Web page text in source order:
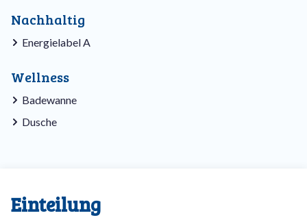
Nachhaltig
Energielabel A
Wellness
Badewanne
Dusche
Einteilung